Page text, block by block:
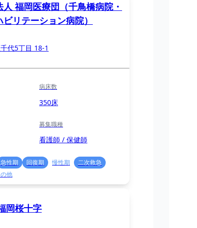
福岡医療団（千鳥橋病院・
リテーション病院）
代5丁目 18-1
病床数
350床
募集職種
看護師 / 保健師
急性期 回復期 慢性期
二次救急
他
岡桜十字